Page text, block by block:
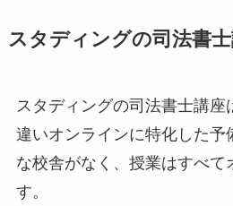
スタディングの司法書
スタディングの司法書士講座
違いオンラインに特化した予
な校舎がなく、授業はすべて
す。